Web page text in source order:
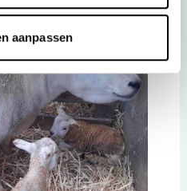
aanpassen
in ’t Groene Hart!
Akkerlust